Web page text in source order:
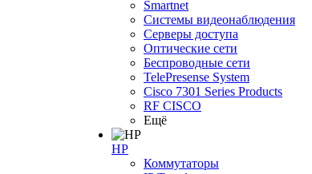
Smartnet
Системы видеонаблюдения
Серверы доступа
Оптические сети
Беспроводные сети
TelePresense System
Cisco 7301 Series Products
RF CISCO
Ещё
HP
Коммутаторы